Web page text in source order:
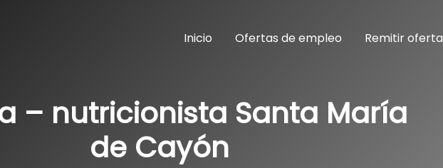
Inicio Ofertas de empleo Remitir oferta
– nutricionista Santa María
de Cayón